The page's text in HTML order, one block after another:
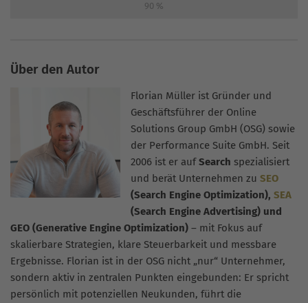
90 %
Über den Autor
Florian Müller ist Gründer und
Geschäftsführer der Online
Solutions Group GmbH (OSG) sowie
der Performance Suite GmbH. Seit
2006 ist er aufSearch spezialisiert
und berät Unternehmen zu SEO
(Search Engine Optimization), SEA
(Search Engine Advertising) und
GEO (Generative Engine Optimization) – mit Fokus auf
skalierbare Strategien, klare Steuerbarkeit und messbare
Ergebnisse. Florian ist in der OSG nicht „nur“ Unternehmer,
sondern aktiv in zentralen Punkten eingebunden: Er spricht
persönlich mit potenziellen Neukunden, führt die